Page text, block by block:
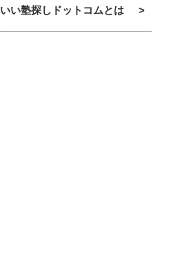
いい塾探しドットコムとは >